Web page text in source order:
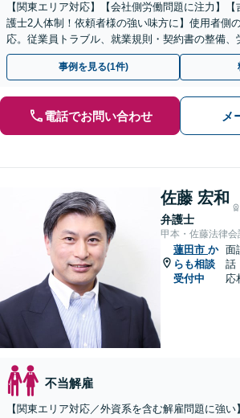
【関東エリア対応】【会社側労働問題に注力】
護士2人体制！依頼者様の強い味方に】使用者側
応。従業員トラブル、就業規則・契約書の整備、
解決・防止に努めます。
事例を見る(1件)
電話でお問い合わせ メ
佐藤 宏和
弁護士
甲本・佐藤法律会
蓮田市 か
らも相談
受付中
面
話
応
不当解雇
【関東エリア対応／外資系を含む解雇問題に強